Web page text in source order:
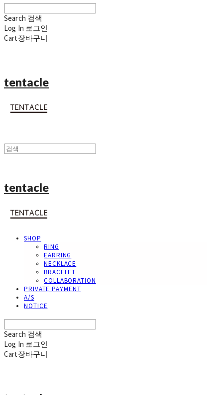
Search 검색
Log In 로그인
Cart장바구니
tentacle
tentacle
SHOP
RING
EARRING
NECKLACE
BRACELET
COLLABORATION
PRIVATE PAYMENT
A/S
NOTICE
Search 검색
Log In 로그인
Cart장바구니